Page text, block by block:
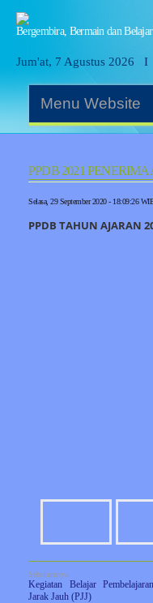
Bergembira, Bermain dan Belajar
Jum'at, 7 Agustus 2026 I
Menu Website
PPDB 2021
Selasa, 29 September 2020 - 18:09:26
PPDB TAHUN AJARAN
Sebelumnya:
Kegiatan Belajar Pembelajaran
Jarak Jauh (PJJ)